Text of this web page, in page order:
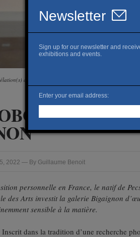
à la galerie Bigaignon
—
2022 — By Guillaume Benoit
personnelle en France, le natif de
des Arts investit la galerie Bigaignon
sensible à la matière.
Inscrit dans la tradition d’une recherche